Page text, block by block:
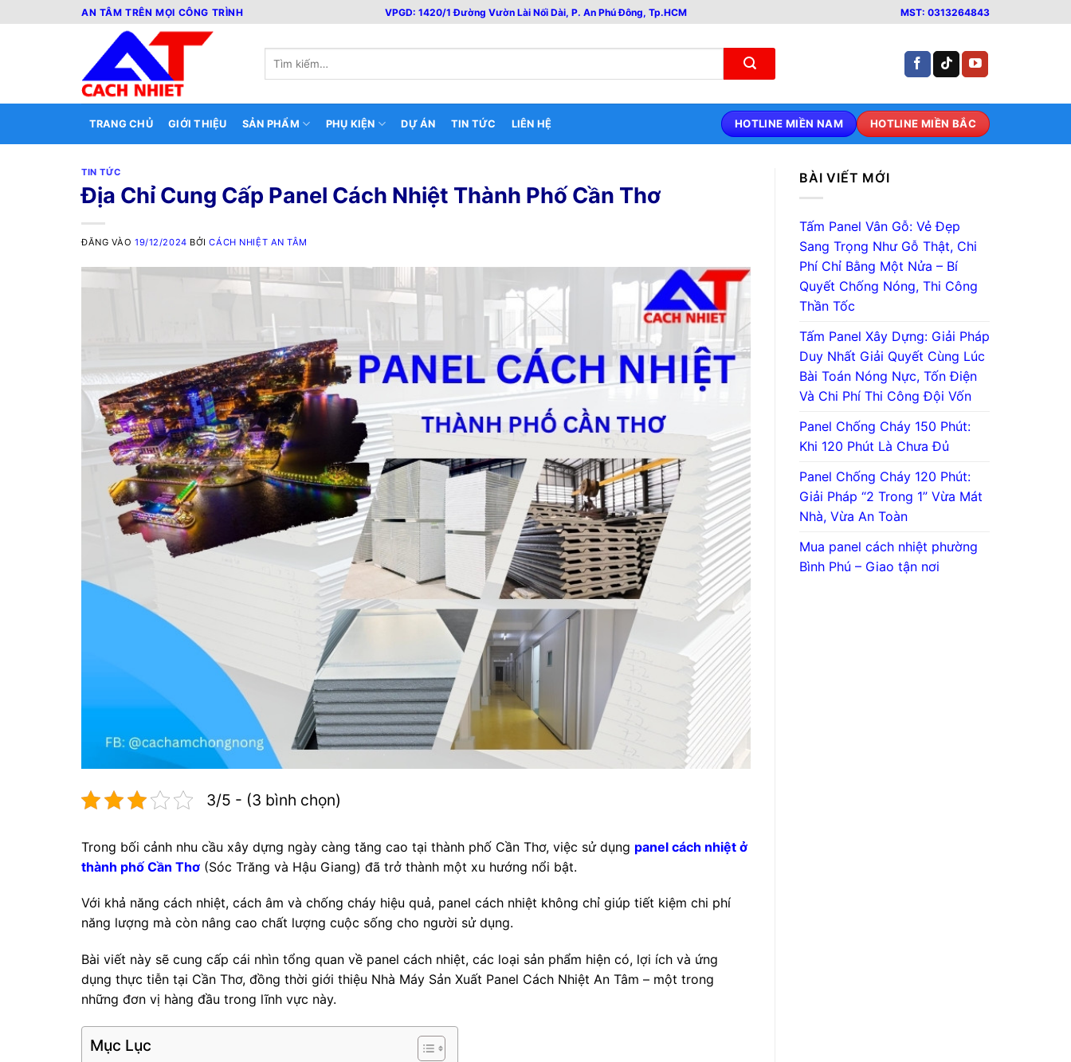
qua
AN TÂM TRÊN MỌI CÔNG TRÌNH VPGD: 1420/1 Đường Vườn Lài Nối Dài, P. An Phú Đông, Tp.HCM MST: 0313264843
kiếm:
TRANG CHỦ GIỚI THIỆU SẢN PHẨM PHỤ KIỆN DỰ ÁN TIN TỨC LIÊN HỆ HOTLINE MIỀN NAM HOTLINE MIỀN BẮC
TIN TỨC
Địa Chỉ Cung Cấp Panel Cách Nhiệt Thành Phố Cần Thơ
ĐĂNG VÀO19/12/2024 BỞICÁCH NHIỆT AN TÂM
3/5 - (3 bình chọn)
Trong bối cảnh nhu cầu xây dựng ngày càng tăng cao tại thành phố Cần Thơ, việc sử dụng panel cách nhiệt ở
thành phố Cần Thơ (Sóc Trăng và Hậu Giang) đã trở thành một xu hướng nổi bật.
Với khả năng cách nhiệt, cách âm và chống cháy hiệu quả, panel cách nhiệt không chỉ giúp tiết kiệm chi phí
năng lượng mà còn nâng cao chất lượng cuộc sống cho người sử dụng.
Bài viết này sẽ cung cấp cái nhìn tổng quan về panel cách nhiệt, các loại sản phẩm hiện có, lợi ích và ứng
dụng thực tiễn tại Cần Thơ, đồng thời giới thiệu Nhà Máy Sản Xuất Panel Cách Nhiệt An Tâm – một trong
những đơn vị hàng đầu trong lĩnh vực này.
Mục Lục
BÀI VIẾT MỚI
Tấm Panel Vân Gỗ: Vẻ Đẹp
Sang Trọng Như Gỗ Thật, Chi
Phí Chỉ Bằng Một Nửa – Bí
Quyết Chống Nóng, Thi Công
Thần Tốc
Tấm Panel Xây Dựng: Giải Pháp
Duy Nhất Giải Quyết Cùng Lúc
Bài Toán Nóng Nực, Tốn Điện
Và Chi Phí Thi Công Đội Vốn
Panel Chống Cháy 150 Phút:
Khi 120 Phút Là Chưa Đủ
Panel Chống Cháy 120 Phút:
Giải Pháp “2 Trong 1” Vừa Mát
Nhà, Vừa An Toàn
Mua panel cách nhiệt phường
Bình Phú – Giao tận nơi